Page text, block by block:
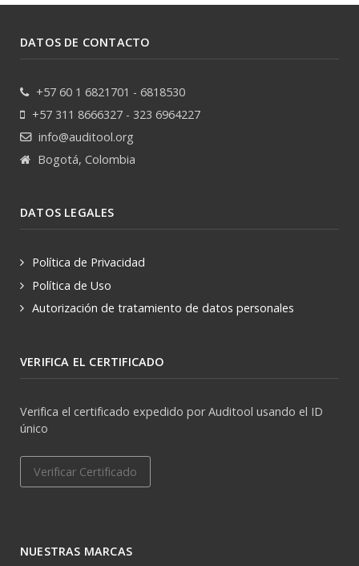
DATOS DE CONTACTO
+57 60 1 6821701 - 6818530
+57 311 8666327 - 323 6964227
info@auditool.org
Bogotá, Colombia
DATOS LEGALES
Política de Privacidad
Política de Uso
Autorización de tratamiento de datos personales
VERIFICA EL CERTIFICADO
Verifica el certificado expedido por Auditool usando el ID
único
Verificar Certificado
NUESTRAS MARCAS